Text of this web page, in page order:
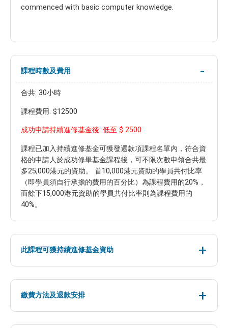
commenced with basic computer knowledge.
課程時數及費用
合共: 30小時
課程費用: $12500
成功申請持續進修基金後: 低至 $ 2500
課程已加入持續進修基金可獲發還款項課程名單內，符合資
格的申請人於成功修畢基金課程後，可不限次數申領合共最
多25,000港元的資助。 首10,000港元資助的學員共付比率
（即學員須自行承擔的費用的百分比）為課程費用的20%，
而餘下15,000港元資助的學員共付比率則為課程費用的
40%。
此課程可獲持續進修基金資助
繳費方法及退款安排